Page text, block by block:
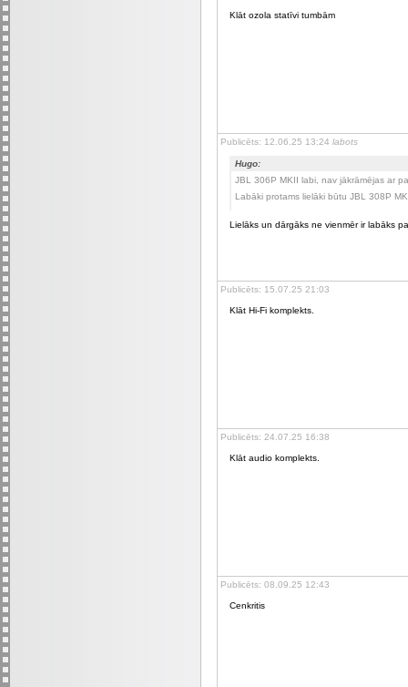
Klāt ozola statīvi tumbām
Publicēts: 12.06.25 13:24 labots
Hugo:
JBL 306P MKII labi, nav jākrāmējas ar
Labāki protams lielāki būtu JBL 308P
Lielāks un dārgāks ne vienmēr ir labāks
Publicēts: 15.07.25 21:03
Klāt Hi-Fi komplekts.
Publicēts: 24.07.25 16:38
Klāt audio komplekts.
Publicēts: 08.09.25 12:43
Cenkritis